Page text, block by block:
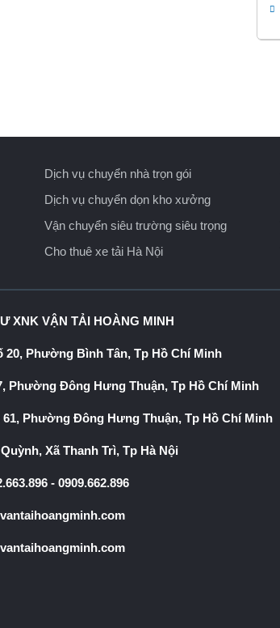
Dịch vụ chuyển nhà trọn gói
Dịch vụ chuyển dọn kho xưởng
Vận chuyển siêu trường siêu trọng
Cho thuê xe tải Hà Nội
XNK VẬN TẢI HOÀNG MINH
Phường Bình Tân, Tp Hồ Chí Minh
Phường Đông Hưng Thuận, Tp Hồ Chí Minh
Phường Đông Hưng Thuận, Tp Hồ Chí Minh
Xã Thanh Trì, Tp Hà Nội
- 0909.662.896